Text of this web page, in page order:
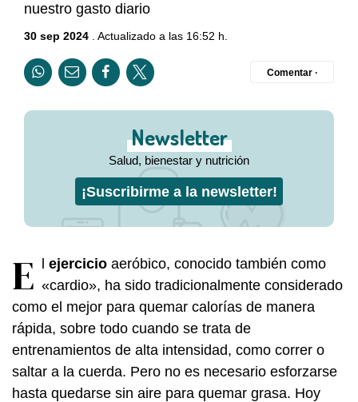
nuestro gasto diario
30 sep 2024 . Actualizado a las 16:52 h.
Comentar ·
Newsletter
Salud, bienestar y nutrición
¡Suscribirme a la newsletter!
E l ejercicio aeróbico, conocido también como
«cardio», ha sido tradicionalmente considerado
como el mejor para quemar calorías de manera
rápida, sobre todo cuando se trata de
entrenamientos de alta intensidad, como correr o
saltar a la cuerda. Pero no es necesario esforzarse
hasta quedarse sin aire para quemar grasa. Hoy